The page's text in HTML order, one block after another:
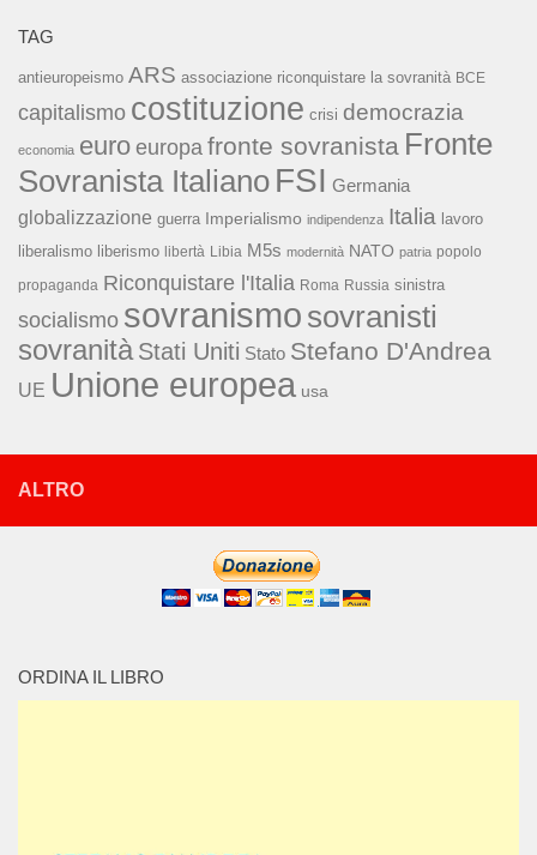
TAG
antieuropeismo ARS associazione riconquistare la sovranità BCE
capitalismo costituzione crisi democrazia
economia euro europa fronte sovranista Fronte
Sovranista Italiano FSI Germania
globalizzazione guerra Imperialismo indipendenza Italia lavoro
liberalismo liberismo libertà Libia M5s modernità NATO patria popolo
propaganda Riconquistare l'Italia Roma Russia sinistra
socialismo sovranismo sovranisti
sovranità Stati Uniti Stato Stefano D'Andrea
UE Unione europea usa
ALTRO
ORDINA IL LIBRO